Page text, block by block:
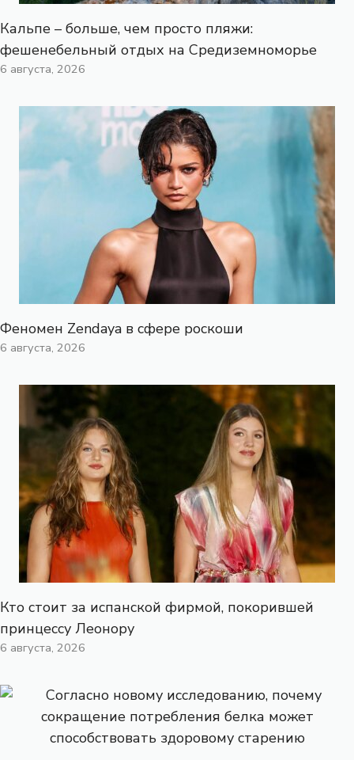
Кальпе – больше, чем просто пляжи:
фешенебельный отдых на Средиземноморье
6 августа, 2026
Феномен Zendaya в сфере роскоши
6 августа, 2026
Кто стоит за испанской фирмой, покорившей
принцессу Леонору
6 августа, 2026